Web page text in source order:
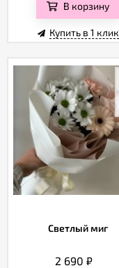
В корзину
Купить в 1 клик
Светлый миг
2 690₽